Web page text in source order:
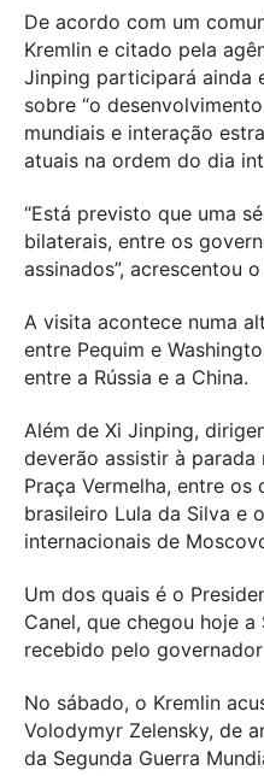
De acordo com um
Kremlin e citado pela
Jinping participará ainda
sobre “o
mundiais e interação
atuais na ordem do dia
“Está previsto que uma
bilaterais, entre os
assinados”, acrescentou
A visita acontece numa
entre Pequim e
entre a Rússia e a China.
Além de Xi Jinping,
deverão assistir à
Praça Vermelha, entre os
brasileiro Lula da Silva e
internacionais de
Um dos quais é o
Canel, que chegou hoje
recebido pelo
No sábado, o Kremlin
Volodymyr Zelensky, de
da Segunda Guerra